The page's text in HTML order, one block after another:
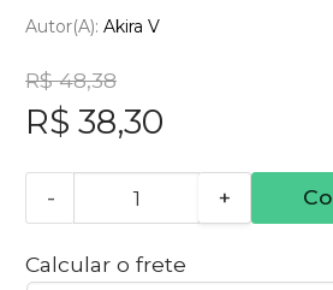
Autor(a): Akira V
R$ 48,38
R$ 38,30
- +
Calcular o frete